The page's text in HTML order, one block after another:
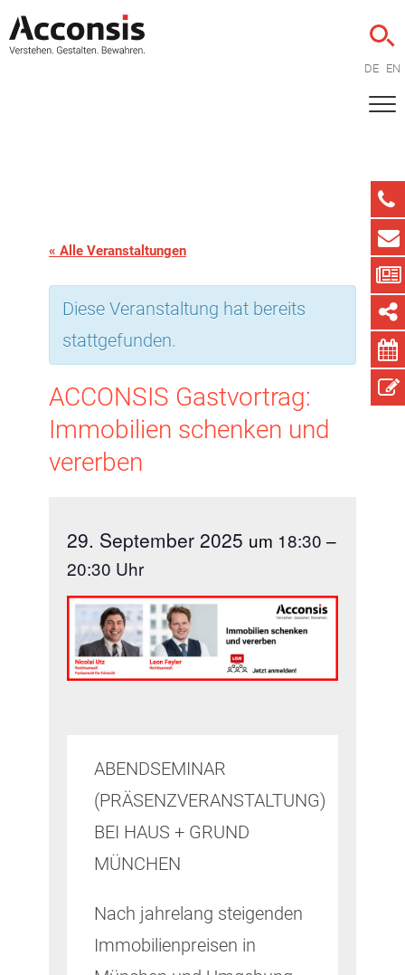
DE EN
« Alle Veranstaltungen
Diese Veranstaltung hat bereits
stattgefunden.
ACCONSIS Gastvortrag:
Immobilien schenken und
vererben
29. September 2025 um 18:30 –
20:30
ABENDSEMINAR
(PRÄSENZVERANSTALTUNG)
BEI HAUS + GRUND
MÜNCHEN
Nach jahrelang steigenden
Immobilienpreisen in